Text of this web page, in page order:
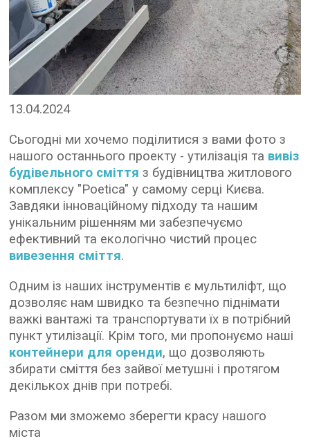
13.04.2024
Сьогодні ми хочемо поділитися з вами фото з
нашого останнього проекту - утилізація та вивіз
будівельного сміття з будівництва житлового
комплексу "Poetica" у самому серці Києва.
Завдяки інноваційному підходу та нашим
унікальним рішенням ми забезпечуємо
ефективний та екологічно чистий процес
вивезення сміття.
Одним із наших інструментів є мультиліфт, що
дозволяє нам швидко та безпечно піднімати
важкі вантажі та транспортувати їх в потрібний
пункт утилізації. Крім того, ми пропонуємо наші
контейнери для оренди, що дозволяють
збирати сміття без зайвої метушні і протягом
декількох днів при потребі.
Разом ми зможемо зберегти красу нашого
міста